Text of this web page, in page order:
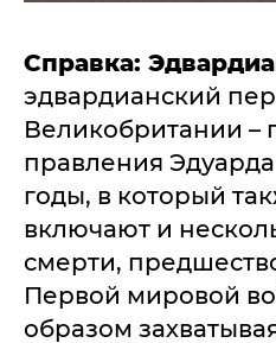
Справка:
эдвардианский
Великобритании –
правления Эдуарда
годы, в который
включают и
смерти,
Первой мировой
образом